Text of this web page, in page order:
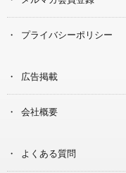
プライバシーポリシー
広告掲載
会社概要
よくある質問